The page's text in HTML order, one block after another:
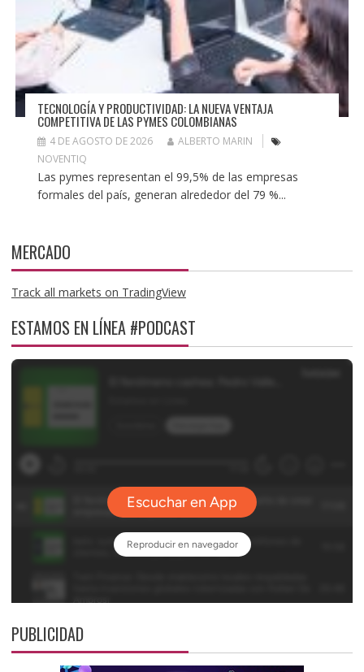
TECNOLOGÍA Y PRODUCTIVIDAD: LA NUEVA VENTAJA
COMPETITIVA DE LAS PYMES COLOMBIANAS
4 DE AGOSTO DE 2026
ALBERTO MARIN
NOVENTIQ
Las pymes representan el 99,5% de las empresas
formales del país, generan alrededor del 79 %...
MERCADO
Track all markets on TradingView
ESTAMOS EN LÍNEA #PODCAST
PUBLICIDAD